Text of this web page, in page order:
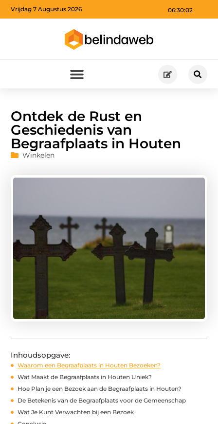
06:30:03
Vrijdag 7 Augustus 2026
Ontdek de Rust en
Geschiedenis van
Begraafplaats in Houten
Winkelen
Inhoudsopgave:
Waarom een Begraafplaats in Houten Bezoeken?
Wat Maakt de Begraafplaats in Houten Uniek?
Hoe Plan je een Bezoek aan de Begraafplaats in Houten?
De Betekenis van de Begraafplaats voor de Gemeenschap
Wat Je Kunt Verwachten bij een Bezoek